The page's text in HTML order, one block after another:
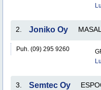
2. Joniko Oy
Puh. (09) 295 9260
3. Semtec Oy